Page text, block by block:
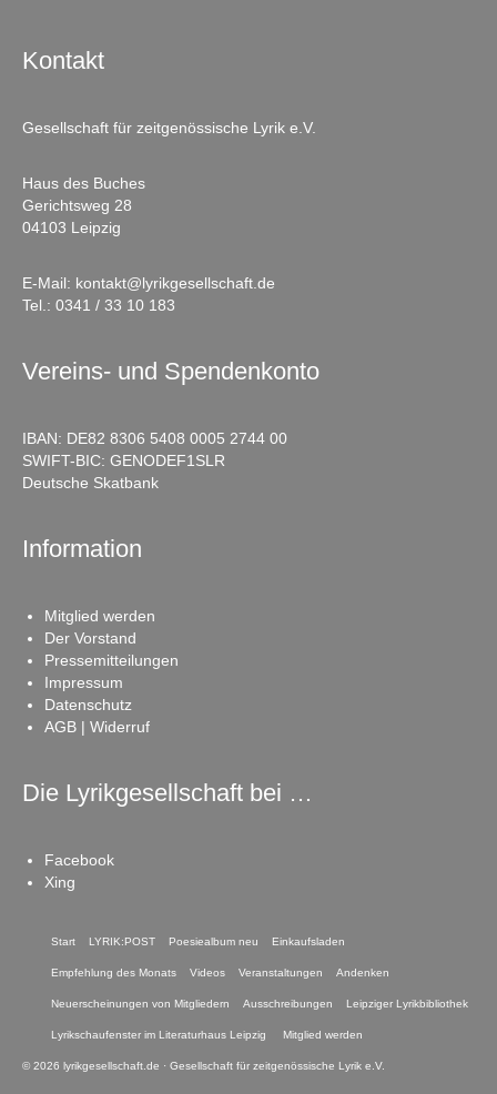
Kontakt
Gesellschaft für zeitgenössische Lyrik e.V.
Haus des Buches
Gerichtsweg 28
04103 Leipzig
E-Mail: kontakt@lyrikgesellschaft.de
Tel.: 0341 / 33 10 183
Vereins- und Spendenkonto
IBAN: DE82 8306 5408 0005 2744 00
SWIFT-BIC: GENODEF1SLR
Deutsche Skatbank
Information
Mitglied werden
Der Vorstand
Pressemitteilungen
Impressum
Datenschutz
AGB | Widerruf
Die Lyrikgesellschaft bei …
Facebook
Xing
Start LYRIK:POST Poesiealbum neu Einkaufsladen
Empfehlung des Monats Videos Veranstaltungen Andenken
Neuerscheinungen von Mitgliedern Ausschreibungen Leipziger Lyrikbibliothek
Lyrikschaufenster im Literaturhaus Leipzig Mitglied werden
© 2026 lyrikgesellschaft.de · Gesellschaft für zeitgenössische Lyrik e.V.